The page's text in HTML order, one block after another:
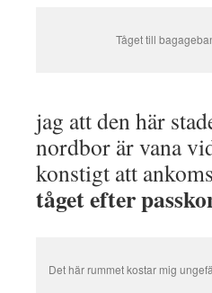
Tåget till
jag att den här
nordbor är vana
konstigt att
tåget efter
Det här rummet kostar mig